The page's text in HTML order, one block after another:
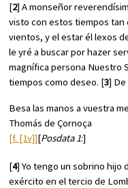
[2] A monseñor
visto con estos tiempos tan
vientos, y el estar él lexos
le yré a buscar por hazer
magnífica persona Nuestro
tiempos como deseo. [3] De
Besa las manos a vuestra
Thomás de Çornoça
[f. [1v]][Posdata 1:]
[4] Yo tengo un sobrino hijo
exército en el tercio de